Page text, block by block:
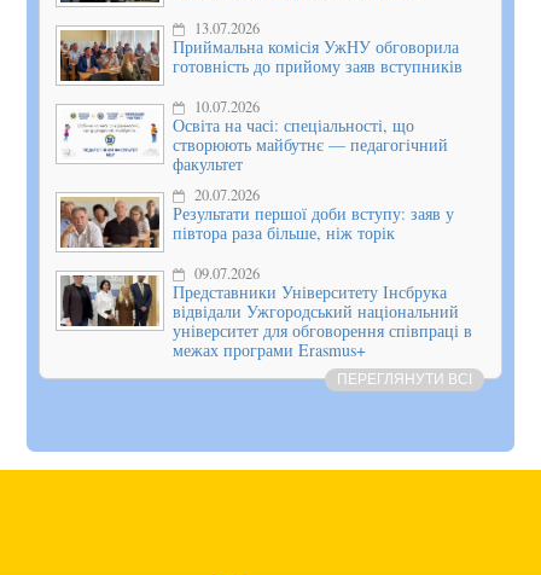
13.07.2026
Приймальна комісія УжНУ обговорила
готовність до прийому заяв вступників
10.07.2026
Освіта на часі: спеціальності, що
створюють майбутнє — педагогічний
факультет
20.07.2026
Результати першої доби вступу: заяв у
півтора раза більше, ніж торік
09.07.2026
Представники Університету Інсбрука
відвідали Ужгородський національний
університет для обговорення співпраці в
межах програми Erasmus+
ПЕРЕГЛЯНУТИ ВСІ